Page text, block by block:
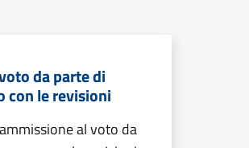
da parte di
con le revisioni
al voto da